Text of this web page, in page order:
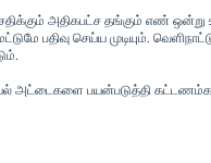
அதிகபட்ச தங்கும் எண் ஒன்று
பதிவு செய்ய முடியும்.
அட்டைகளை பயன்படுத்தி